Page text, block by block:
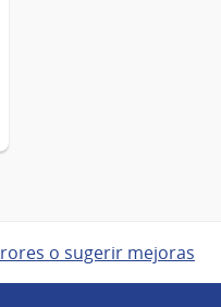
o sugerir mejoras